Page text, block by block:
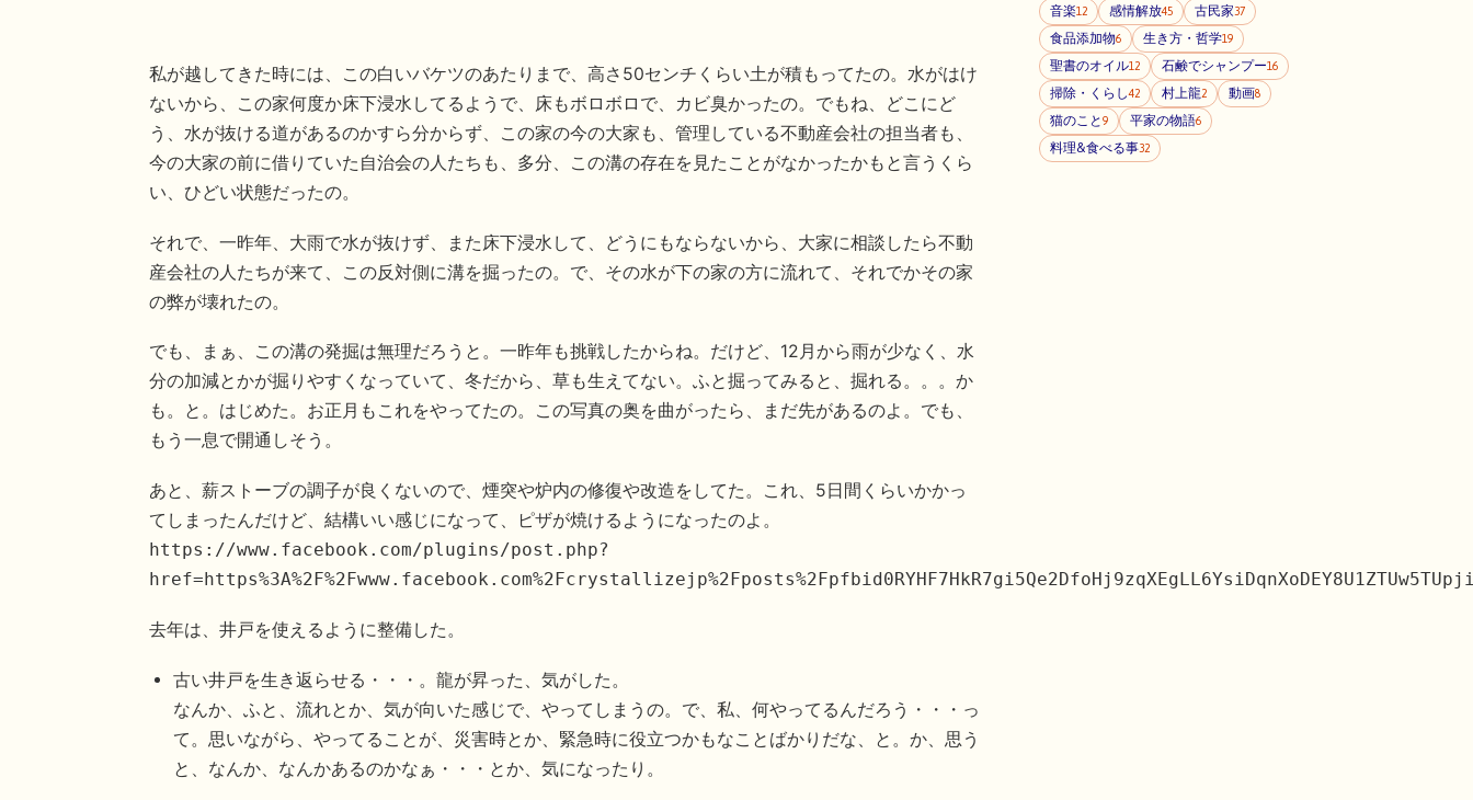
私が越してきた時には、この白いバケツのあたりまで、高さ50センチくらい土が積もってたの。水がはけ
ないから、この家何度か床下浸水してるようで、床もボロボロで、カビ臭かったの。でもね、どこにど
う、水が抜ける道があるのかすら分からず、この家の今の大家も、管理している不動産会社の担当者も、
今の大家の前に借りていた自治会の人たちも、多分、この溝の存在を見たことがなかったかもと言うくら
い、ひどい状態だったの。
それで、一昨年、大雨で水が抜けず、また床下浸水して、どうにもならないから、大家に相談したら不動
産会社の人たちが来て、この反対側に溝を掘ったの。で、その水が下の家の方に流れて、それでかその家
の弊が壊れたの。
でも、まぁ、この溝の発掘は無理だろうと。一昨年も挑戦したからね。だけど、12月から雨が少なく、水
分の加減とかが掘りやすくなっていて、冬だから、草も生えてない。ふと掘ってみると、掘れる。。。か
も。と。はじめた。お正月もこれをやってたの。この写真の奥を曲がったら、まだ先があるのよ。でも、
もう一息で開通しそう。
あと、薪ストーブの調子が良くないので、煙突や炉内の修復や改造をしてた。これ、5日間くらいかかっ
てしまったんだけど、結構いい感じになって、ピザが焼けるようになったのよ。
https://www.facebook.com/plugins/post.php?
去年は、井戸を使えるように整備した。
古い井戸を生き返らせる・・・。龍が昇った、気がした。
なんか、ふと、流れとか、気が向いた感じで、やってしまうの。で、私、何やってるんだろう・・・っ
て。思いながら、やってることが、災害時とか、緊急時に役立つかもなことばかりだな、と。か、思う
と、なんか、なんかあるのかなぁ・・・とか、気になったり。
音楽12 感情解放45 古民家37
食品添加物6 生き方・哲学19
聖書のオイル12 石鹸でシャンプー16
掃除・くらし42 村上龍2 動画8
猫のこと9 平家の物語6
料理&食べる事32